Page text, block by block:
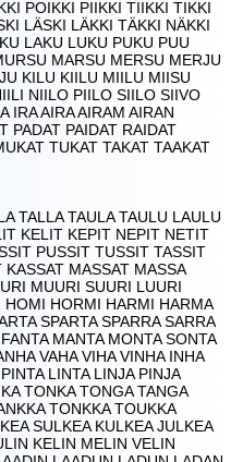
POIKKI PIIKKI TIIKKI TIKKI
LÄSKI LÄKKI TÄKKI NÄKKI
LAKU LUKU PUKU PUU
MARSU MERSU MERJU
KILU KIILU MIILU MIISU
NIILO PIILO SIILO SIIVO
IRA AIRA AIRAM AIRAN
PADAT PAIDAT RAIDAT
TUKAT TAKAT TAAKAT
TALLA TAULA TAULU LAULU
KELIT KEPIT NEPIT NETIT
PUSSIT TUSSIT TASSIT
KASSAT MASSAT MASSA
MUURI SUURI LUURI
HORMI HARMI HARMA
SPARTA SPARRA SARRA
MANTA MONTA SONTA
VAHA VIHA VINHA INHA
LINTA LINJA PINJA
TONKA TONGA TANGA
TONKKA TOUKKA
SULKEA KULKEA JULKEA
KELIN MELIN VELIN